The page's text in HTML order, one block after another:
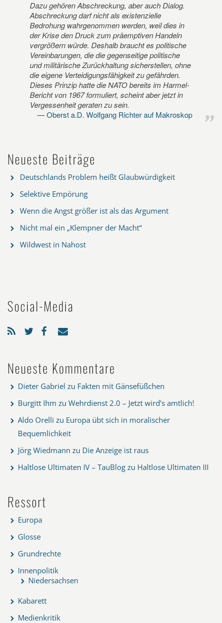
Dazu gehören Abschreckung, aber auch Dialog.
Abschreckung darf nicht als existenzielle
Bedrohung wahrgenommen werden, weil dies in
der Krise den Druck zum präemptiven Handeln
vergrößern würde. Deshalb braucht es politische
Vereinbarungen, die die gegenseitige politische
und militärische Zurückhaltung sicherstellen, ohne
die eigene Verteidigungsfähigkeit zu gefährden.
Dieses Prinzip hatte die NATO bereits im Harmel-
Bericht von 1967 formuliert, scheint aber jetzt in
Vergessenheit geraten zu sein.
Oberst a.D. Wolfgang Richter auf Makroskop
Neueste Beiträge
Deutschlands Problem heißt Glaubwürdigkeit
Selektive Empörung
Wenn die Angst größer ist als das Argument
Nicht mal ein „Klempner der Macht“
Wildwest in Nahost
Social-Media
Neueste Kommentare
Dieter Gabriel zu Fakten mit Gänsefüßchen
Burgitt Ihm zu Wehrdienst 2.0 – Jetzt wird’s amtlich!
Aldo Orelli zu Europa übt sich in moralischer
Bequemlichkeit
Jörg Wiedmann zu Die Anzeige ist raus
Haltlose Ultimaten IV – TauBlog zu Haltlose Ultimaten III
Ressort
Europa
Glosse
Grundrechte
Innenpolitik
Niedersachsen
Kabarett
Medienkritik